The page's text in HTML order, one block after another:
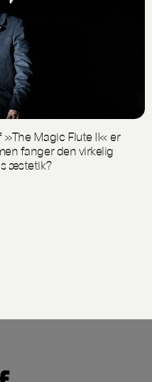
Magic Flute II« er
fanger den virkelig
æstetik?